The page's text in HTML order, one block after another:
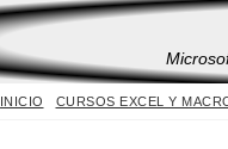
INICIO CURSOS EXCEL Y